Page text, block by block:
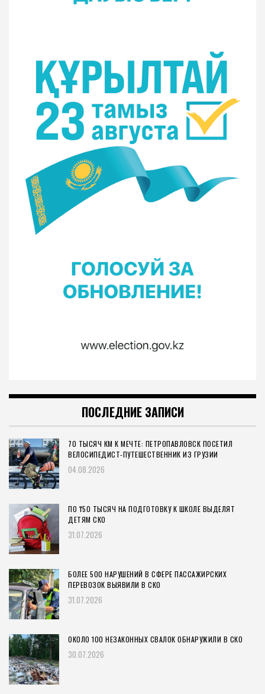
ПОСЛЕДНИЕ ЗАПИСИ
70 ТЫСЯЧ КМ К МЕЧТЕ: ПЕТРОПАВЛОВСК ПОСЕТИЛ
ВЕЛОСИПЕДИСТ-ПУТЕШЕСТВЕННИК ИЗ ГРУЗИИ
04.08.2026
ПО ₸50 ТЫСЯЧ НА ПОДГОТОВКУ К ШКОЛЕ ВЫДЕЛЯТ
ДЕТЯМ СКО
31.07.2026
БОЛЕЕ 500 НАРУШЕНИЙ В СФЕРЕ ПАССАЖИРСКИХ
ПЕРЕВОЗОК ВЫЯВИЛИ В СКО
31.07.2026
ОКОЛО 100 НЕЗАКОННЫХ СВАЛОК ОБНАРУЖИЛИ В СКО
30.07.2026